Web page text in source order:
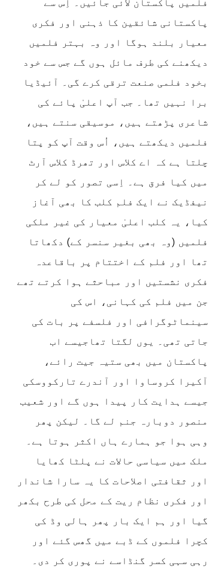
فلمیں پاکستان لائی جائیں۔ اِس سے
پاکستانی شائقین کا ذہنی اور فکری
معیار بلند ہوگا اور وہ بہتر فلمیں
دیکھنے کی طرف مائل ہوں گے جس سے خود
بخود فلمی صنعت ترقی کرے گی۔ آئیڈیا
برا نہیں تھا۔ جب آپ اعلیٰ پائے کی
شاعری پڑھتے ہیں، موسیقی سنتے ہیں،
فلمیں دیکھتے ہیں، اُس وقت آپ کو پتا
چلتا ہے کہ اے کلاس اور تھرڈ کلاس آرٹ
میں کیا فرق ہے۔ اِسی تصور کو لے کر
نیفڈیک نے ایک فلم کلب کا بھی آغاز
کیا، یہ کلب اعلیٰ معیار کی غیر ملکی
فلمیں (وہ بھی بغیر سنسر کے) دکھاتا
تھا اور فلم کے اختتام پر باقاعدہ
فکری نشستیں اور مباحثے ہوا کرتے تھے
جن میں فلم کی کہانی، اس کی
سینماٹوگرافی اور فلسفے پر بات کی
جاتی تھی۔ یوں لگتا تھاجیسے اب
پاکستان میں بھی ستیہ جیت رائے،
آکیرا کروساوا اور آندرے تارکووسکی
جیسے ہدایت کار پیدا ہوں گے اور شعیب
منصور دوبارہ جنم لے گا۔ لیکن پھر
وہی ہوا جو ہمارے ہاں اکثر ہوتا ہے۔
ملک میں سیاسی حالات نے پلٹا کھایا
اور ثقافتی اصلاحات کا یہ سارا شاندار
اور فکری نظام ریت کے محل کی طرح بکھر
گیا اور ہم ایک بار پھر ہالی وڈ کی
کچرا فلموں کے ڈبے میں گھس گئے اور
رہی سہی کسر گنڈاسے نے پوری کر دی۔